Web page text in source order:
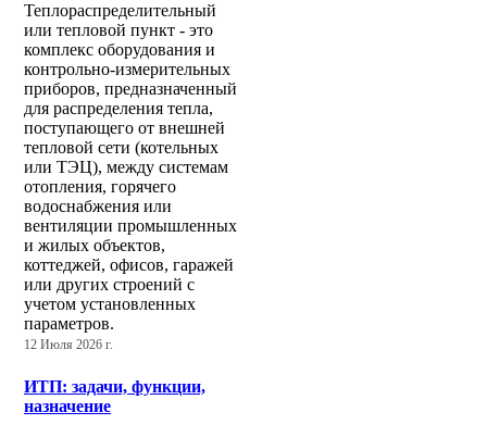
Теплораспределительный
или тепловой пункт - это
комплекс оборудования и
контрольно-измерительных
приборов, предназначенный
для распределения тепла,
поступающего от внешней
тепловой сети (котельных
или ТЭЦ), между системам
отопления, горячего
водоснабжения или
вентиляции промышленных
и жилых объектов,
коттеджей, офисов, гаражей
или других строений с
учетом установленных
параметров.
12 Июля 2026 г.
ИТП: задачи, функции,
назначение